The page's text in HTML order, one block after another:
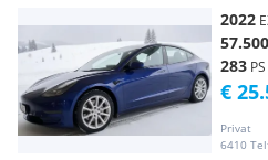
2022
57.500
283
Privat
6410
€